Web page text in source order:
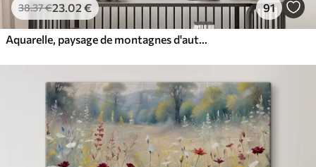
38.37€23.02 € 91
Aquarelle, paysage de montagnes d'automne, forêt de pins, coucher de soleil